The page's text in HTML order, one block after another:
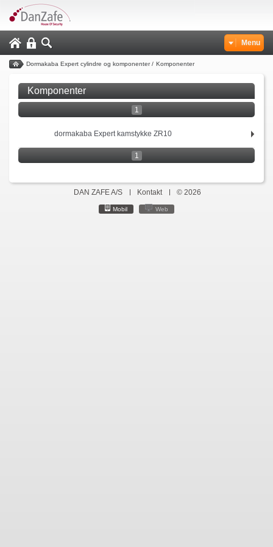
Menu
Dormakaba Expert cylindre og komponenter/ Komponenter
Komponenter
1
dormakaba Expert kamstykke ZR10
1
DAN ZAFE A/S Kontakt © 2026
Mobil Web